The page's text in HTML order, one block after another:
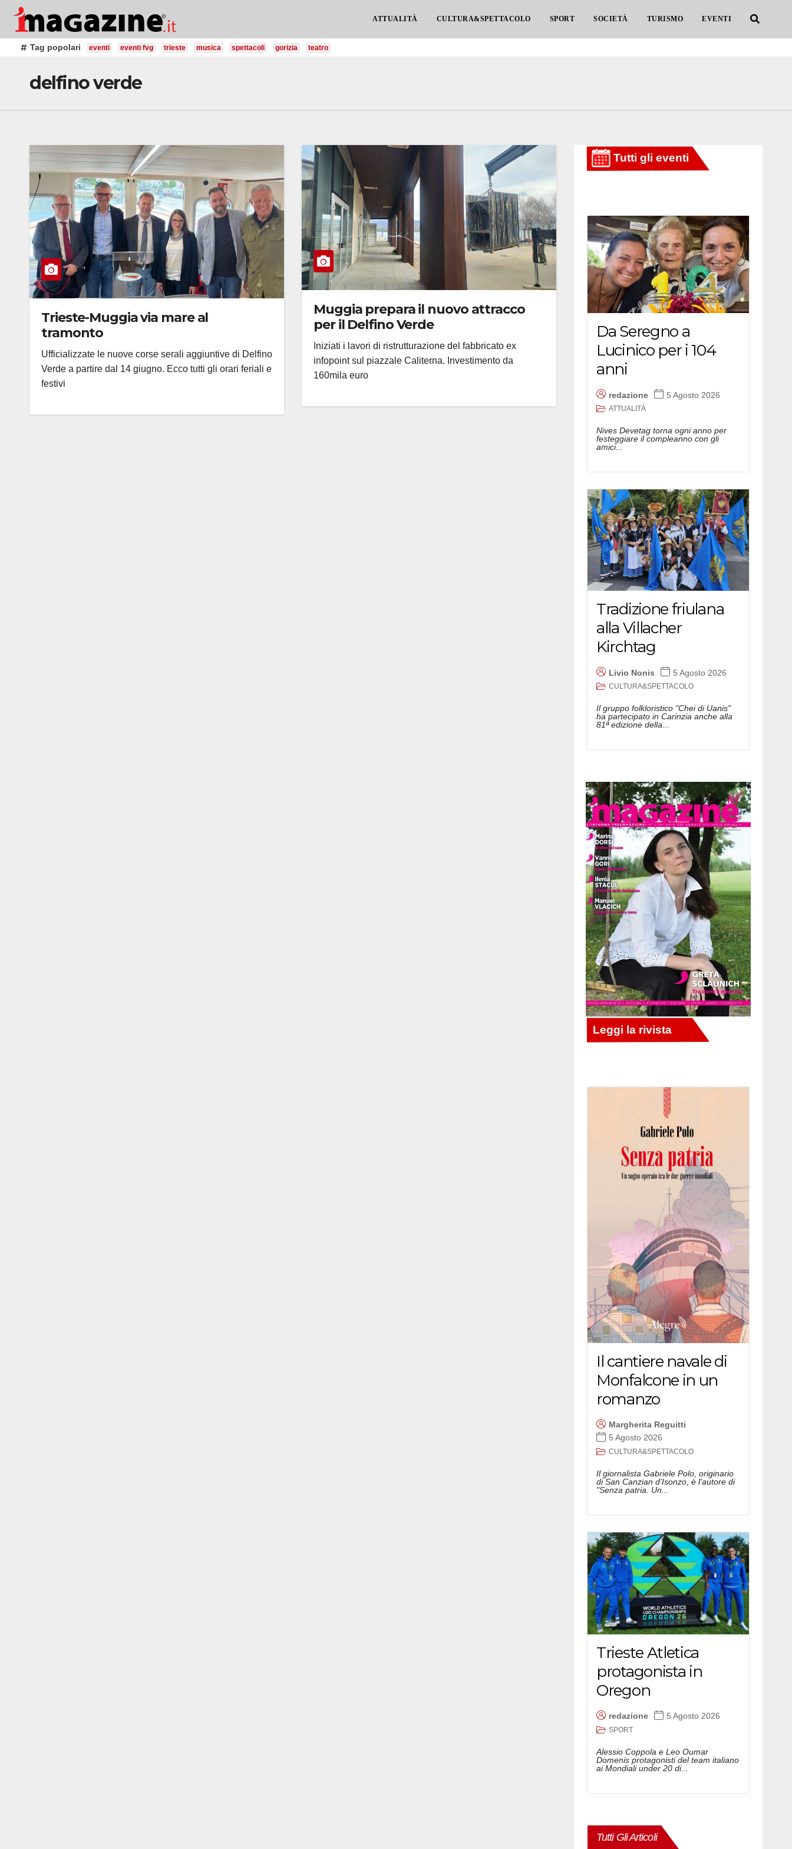
Salta
contenuto
ATTUALITÀ CULTURA&SPETTACOLO SPORT SOCIETÀ TURISMO EVENTI
Tag popolari eventi eventi fvg trieste musica spettacoli gorizia teatro
delfino verde
Trieste-Muggia via mare al
tramonto
Ufficializzate le nuove corse serali aggiuntive di Delfino
Verde a partire dal 14 giugno. Ecco tutti gli orari feriali e
festivi
Muggia prepara il nuovo attracco
per il Delfino Verde
Iniziati i lavori di ristrutturazione del fabbricato ex
infopoint sul piazzale Caliterna. Investimento da
160mila euro
Da Seregno a
Lucinico per i 104
anni
redazione 5 Agosto 2026
ATTUALITÀ
Nives Devetag torna ogni anno per
festeggiare il compleanno con gli
amici...
Tradizione friulana
alla Villacher
Kirchtag
Livio Nonis 5 Agosto 2026
CULTURA&SPETTACOLO
Il gruppo folkloristico "Chei di Uanis"
ha partecipato in Carinzia anche alla
81ª edizione della...
Il cantiere navale di
Monfalcone in un
romanzo
Margherita Reguitti
5 Agosto 2026
CULTURA&SPETTACOLO
Il giornalista Gabriele Polo, originario
di San Canzian d'Isonzo, è l'autore di
"Senza patria. Un...
Trieste Atletica
protagonista in
Oregon
redazione 5 Agosto 2026
SPORT
Alessio Coppola e Leo Oumar
Domenis protagonisti del team italiano
ai Mondiali under 20 di...
Tutti Gli Articoli